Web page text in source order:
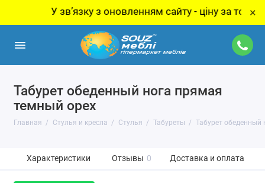
У звʼязку з оновленням сайту - ціну за товар ×
Табурет обеденный нога прямая
темный орех
Главная Стулья и кресла Стулья Табуреты Табурет
Характеристики Отзывы 0 Доставка и оплата